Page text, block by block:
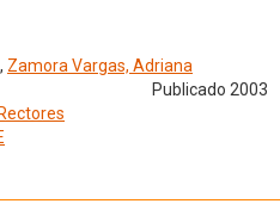
, Zamora Vargas, Adriana
Publicado 2003